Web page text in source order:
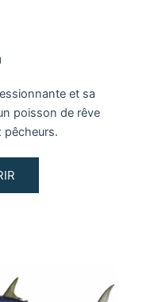
et sa
poisson de rêve
pêcheurs.